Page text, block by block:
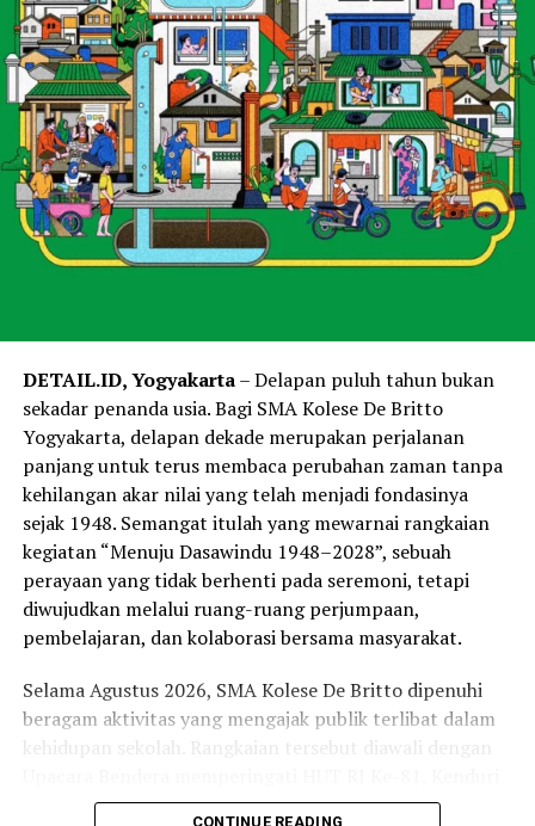
DETAIL.ID, Yogyakarta– Delapan puluh tahun bukan
sekadar penanda usia. Bagi SMA Kolese De Britto
Yogyakarta, delapan dekade merupakan perjalanan
panjang untuk terus membaca perubahan zaman tanpa
kehilangan akar nilai yang telah menjadi fondasinya
sejak 1948. Semangat itulah yang mewarnai rangkaian
kegiatan “Menuju Dasawindu 1948–2028”, sebuah
perayaan yang tidak berhenti pada seremoni, tetapi
diwujudkan melalui ruang-ruang perjumpaan,
pembelajaran, dan kolaborasi bersama masyarakat.
Selama Agustus 2026, SMA Kolese De Britto dipenuhi
beragam aktivitas yang mengajak publik terlibat dalam
kehidupan sekolah. Rangkaian tersebut diawali dengan
memperingati HUT Sekolah ke-78, dilanjutkan Misa
CONTINUE READING